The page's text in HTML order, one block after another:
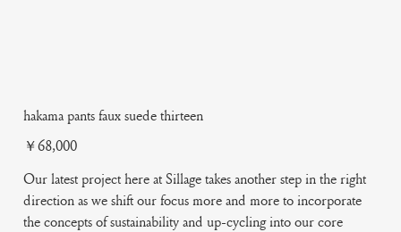
hakama pants faux suede thirteen
Price
￥68,000
Our latest project here at Sillage takes another step in the right
direction as we shift our focus more and more to incorporate
the concepts of sustainability and up-cycling into our core